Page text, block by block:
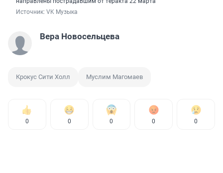
Источник: VK Музыка
Вера Новосельцева
Крокус Сити Холл Муслим Магомаев
0 0 0 0 0